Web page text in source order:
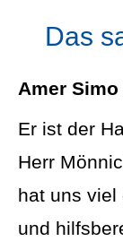
Das
Amer Simo
Er ist der
Herr
hat uns viel
und